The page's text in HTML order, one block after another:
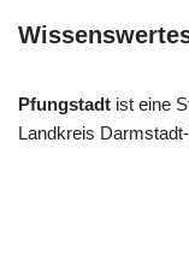
Pfungstadt ist eine
Landkreis